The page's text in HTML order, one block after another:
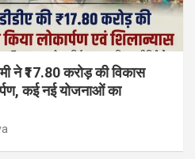
ने ₹17.80 करोड़ की विकास
कई नई योजनाओं का